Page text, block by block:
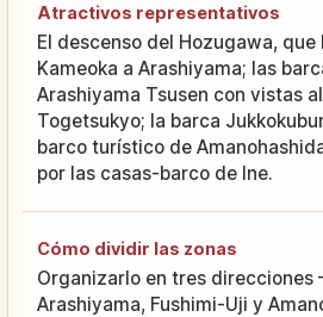
Atractivos representativos
El descenso del Hozugawa, que
Kameoka a Arashiyama; las
Arashiyama Tsusen con vistas
Togetsukyo; la barca
barco turístico de
por las casas-barco de Ine.
Cómo dividir las zonas
Organizarlo en tres direcciones
Arashiyama, Fushimi-Uji y